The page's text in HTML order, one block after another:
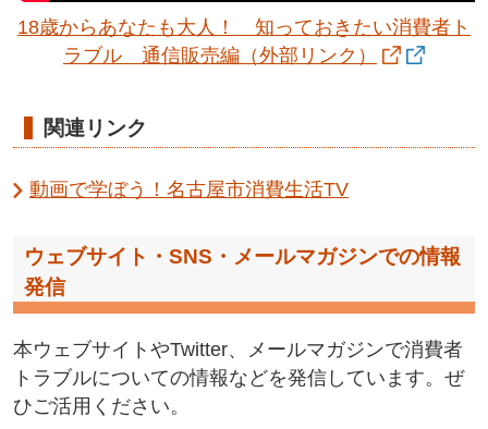
18歳からあなたも大人！ 知っておきたい消費者ト
ラブル 通信販売編 （外部リンク）
関連リンク
動画で学ぼう！名古屋市消費生活TV
ウェブサイト・SNS・メールマガジンでの情報
発信
本ウェブサイトやTwitter、メールマガジンで消費者
トラブルについての情報などを発信しています。ぜ
ひご活用ください。